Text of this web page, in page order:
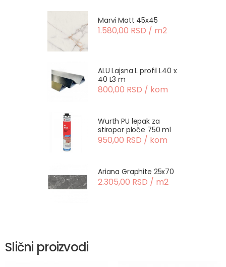
Marvi Matt 45x45
1.580,00 RSD / m2
ALU Lajsna L profil L40 x
40 L3 m
800,00 RSD / kom
Wurth PU lepak za
stiropor ploče 750 ml
950,00 RSD / kom
Ariana Graphite 25x70
2.305,00 RSD / m2
Slični proizvodi